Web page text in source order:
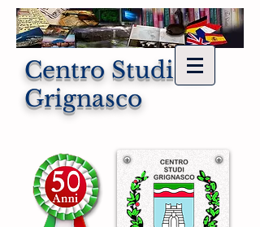
Centro Studi di
Grignasco